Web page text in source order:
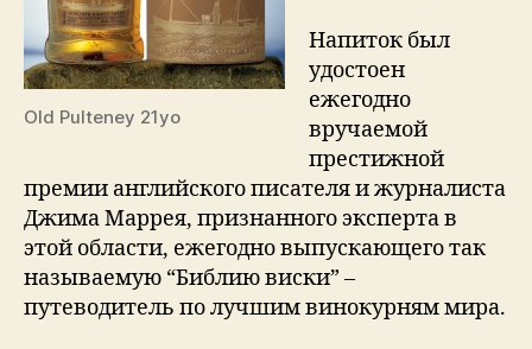
Old Pulteney 21yo
Напиток был
удостоен
ежегодно
вручаемой
престижной
премии английского писателя и журналиста
Джима Маррея, признанного эксперта в
этой области, ежегодно выпускающего так
называемую “Библию виски” –
путеводитель по лучшим винокурням мира.